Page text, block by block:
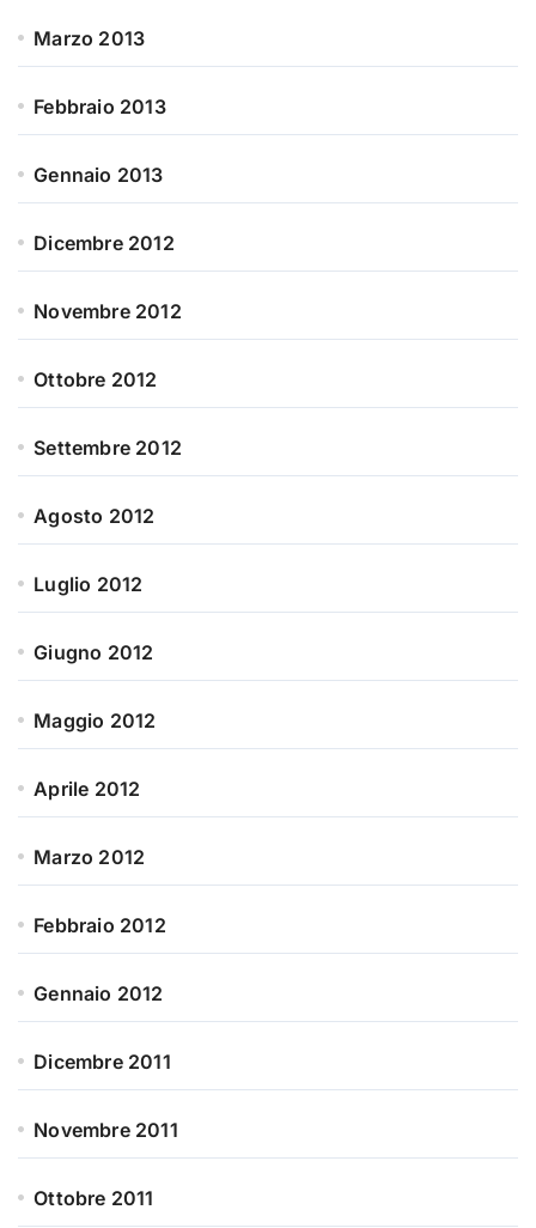
Marzo 2013
Febbraio 2013
Gennaio 2013
Dicembre 2012
Novembre 2012
Ottobre 2012
Settembre 2012
Agosto 2012
Luglio 2012
Giugno 2012
Maggio 2012
Aprile 2012
Marzo 2012
Febbraio 2012
Gennaio 2012
Dicembre 2011
Novembre 2011
Ottobre 2011